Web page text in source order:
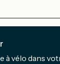
à vélo dans